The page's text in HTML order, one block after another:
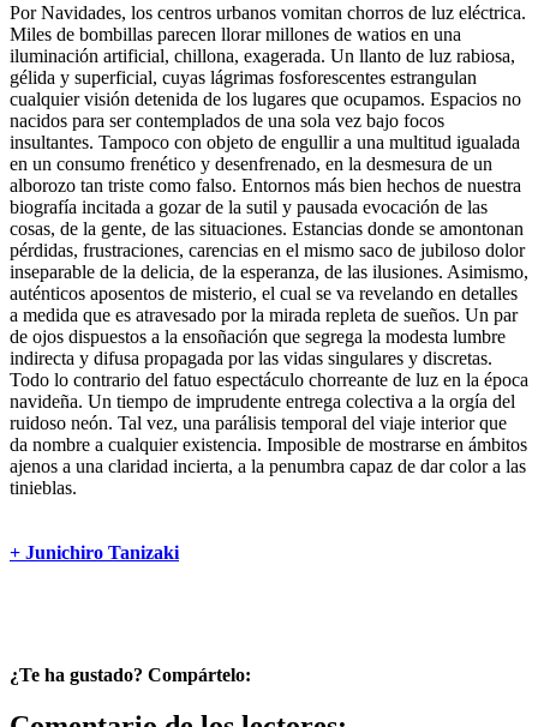
Por Navidades, los centros urbanos vomitan chorros de luz eléctrica.
Miles de bombillas parecen llorar millones de watios en una
iluminación artificial, chillona, exagerada. Un llanto de luz rabiosa,
gélida y superficial, cuyas lágrimas fosforescentes estrangulan
cualquier visión detenida de los lugares que ocupamos. Espacios no
nacidos para ser contemplados de una sola vez bajo focos
insultantes. Tampoco con objeto de engullir a una multitud igualada
en un consumo frenético y desenfrenado, en la desmesura de un
alborozo tan triste como falso. Entornos más bien hechos de nuestra
biografía incitada a gozar de la sutil y pausada evocación de las
cosas, de la gente, de las situaciones. Estancias donde se amontonan
pérdidas, frustraciones, carencias en el mismo saco de jubiloso dolor
inseparable de la delicia, de la esperanza, de las ilusiones. Asimismo,
auténticos aposentos de misterio, el cual se va revelando en detalles
a medida que es atravesado por la mirada repleta de sueños. Un par
de ojos dispuestos a la ensoñación que segrega la modesta lumbre
indirecta y difusa propagada por las vidas singulares y discretas.
Todo lo contrario del fatuo espectáculo chorreante de luz en la época
navideña. Un tiempo de imprudente entrega colectiva a la orgía del
ruidoso neón. Tal vez, una parálisis temporal del viaje interior que
da nombre a cualquier existencia. Imposible de mostrarse en ámbitos
ajenos a una claridad incierta, a la penumbra capaz de dar color a las
tinieblas.
+ Junichiro Tanizaki
¿Te ha gustado? Compártelo: